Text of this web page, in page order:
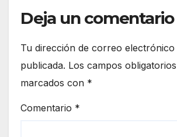
Deja un comentario
Tu dirección de correo
publicada. Los campos
marcados con *
Comentario *